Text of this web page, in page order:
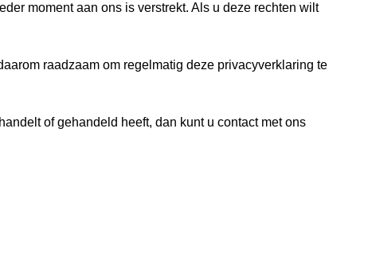
moment aan ons is verstrekt. Als u deze rechten wilt
raadzaam om regelmatig deze privacyverklaring te
of gehandeld heeft, dan kunt u contact met ons